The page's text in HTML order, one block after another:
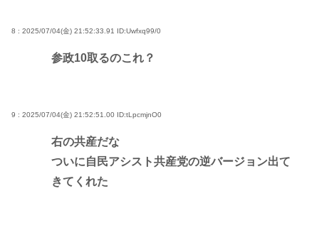
8 : 2025/07/04(金) 21:52:33.91 ID:Uwfxq99/0
参政10取るのこれ？
9 : 2025/07/04(金) 21:52:51.00 ID:tLpcmjnO0
右の共産だな
ついに自民アシスト共産党の逆バージョン出て
きてくれた